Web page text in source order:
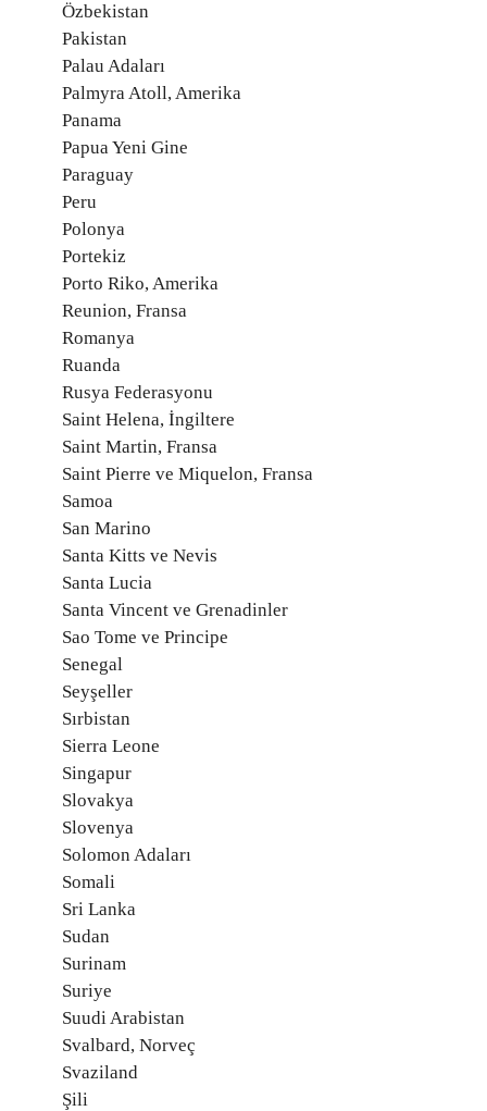
Özbekistan
Pakistan
Palau Adaları
Palmyra Atoll, Amerika
Panama
Papua Yeni Gine
Paraguay
Peru
Polonya
Portekiz
Porto Riko, Amerika
Reunion, Fransa
Romanya
Ruanda
Rusya Federasyonu
Saint Helena, İngiltere
Saint Martin, Fransa
Saint Pierre ve Miquelon, Fransa
Samoa
San Marino
Santa Kitts ve Nevis
Santa Lucia
Santa Vincent ve Grenadinler
Sao Tome ve Principe
Senegal
Seyşeller
Sırbistan
Sierra Leone
Singapur
Slovakya
Slovenya
Solomon Adaları
Somali
Sri Lanka
Sudan
Surinam
Suriye
Suudi Arabistan
Svalbard, Norveç
Svaziland
Şili